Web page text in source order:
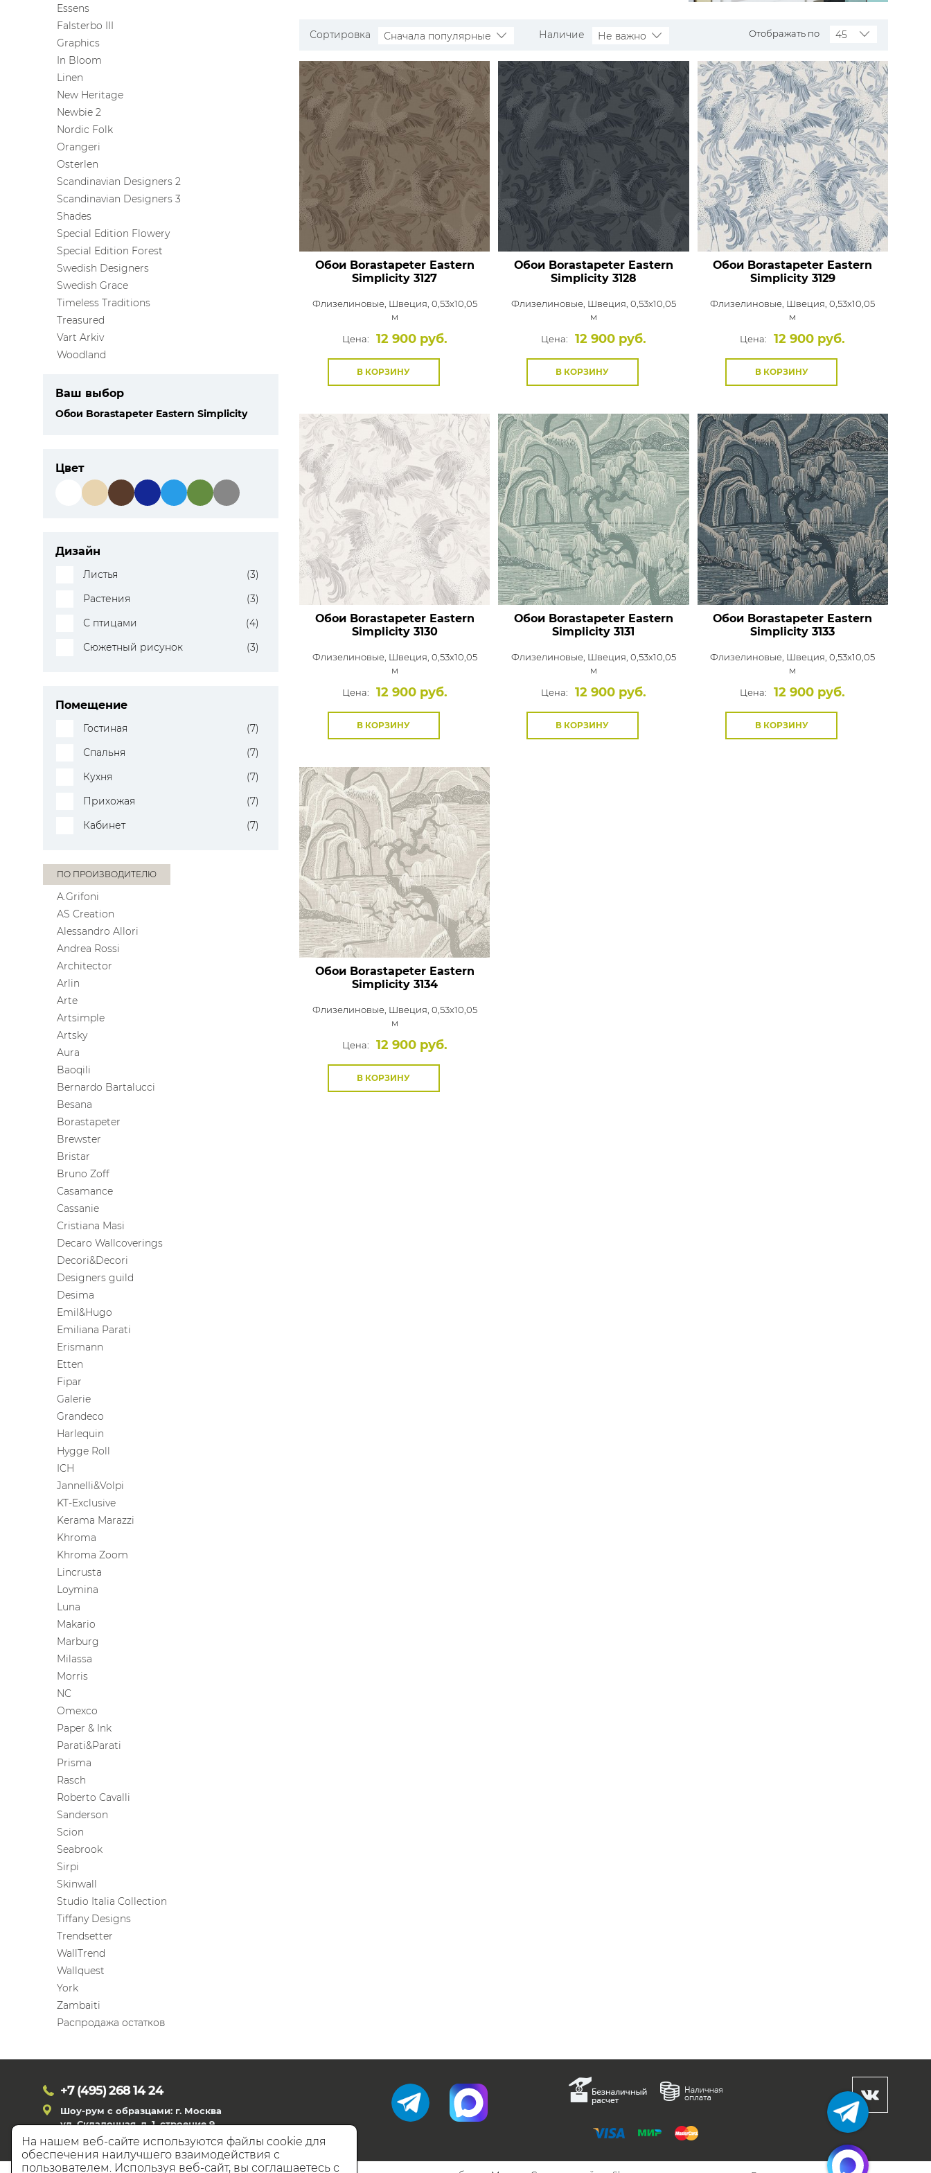
ЦВЕТА
Essens
Falsterbo III
Graphics
In Bloom
Linen
New Heritage
Newbie 2
Nordic Folk
Orangeri
Osterlen
Scandinavian Designers 2
Scandinavian Designers 3
Shades
Special Edition Flowery
Special Edition Forest
Swedish Designers
Swedish Grace
Timeless Traditions
Treasured
Vart Arkiv
Woodland
Ваш выбор
Обои Borastapeter Eastern Simplicity
Цвет
Дизайн
Листья
(3)
Растения
(3)
С птицами
(4)
Сюжетный рисунок
(3)
Помещение
Гостиная
(7)
Спальня
(7)
Кухня
(7)
Прихожая
(7)
Кабинет
(7)
ПО ПРОИЗВОДИТЕЛЮ
A.Grifoni
AS Creation
Alessandro Allori
Andrea Rossi
Architector
Arlin
Arte
Artsimple
Artsky
Aura
Baoqili
Bernardo Bartalucci
Besana
Borastapeter
Brewster
Bristar
Bruno Zoff
Casamance
Cassanie
Cristiana Masi
Decaro Wallcoverings
Decori&Decori
Designers guild
Desima
Emil&Hugo
Emiliana Parati
Erismann
Etten
Fipar
Galerie
Grandeco
Harlequin
Hygge Roll
ICH
Jannelli&Volpi
KT-Exclusive
Kerama Marazzi
Khroma
Khroma Zoom
Lincrusta
Loymina
Luna
Makario
Marburg
Milassa
Morris
NC
Omexco
Paper & Ink
Parati&Parati
Prisma
Rasch
Roberto Cavalli
Sanderson
Scion
Seabrook
Sirpi
Skinwall
Studio Italia Collection
Tiffany Designs
Trendsetter
WallTrend
Wallquest
York
Zambaiti
Распродажа остатков
Сортировка Сначала популярные Наличие Не важно Отображать по 45
Обои Borastapeter Eastern
Simplicity 3127
Флизелиновые, Швеция, 0,53x10,05
м
Цена:
12 900 руб.
В КОРЗИНУ
Обои Borastapeter Eastern
Simplicity3128
Флизелиновые, Швеция, 0,53x10,05
м
Цена:
12 900 руб.
В КОРЗИНУ
Обои Borastapeter Eastern
Simplicity3129
Флизелиновые, Швеция, 0,53x10,05
м
Цена:
12 900 руб.
В КОРЗИНУ
Обои Borastapeter Eastern
Simplicity3130
Флизелиновые, Швеция, 0,53x10,05
м
Цена:
12 900 руб.
В КОРЗИНУ
Обои Borastapeter Eastern
Simplicity 3131
Флизелиновые, Швеция, 0,53x10,05
м
Цена:
12 900 руб.
В КОРЗИНУ
Обои Borastapeter Eastern
Simplicity 3133
Флизелиновые, Швеция, 0,53x10,05
м
Цена:
12 900 руб.
В КОРЗИНУ
Обои Borastapeter Eastern
Simplicity3134
Флизелиновые, Швеция, 0,53x10,05
м
Цена:
12 900 руб.
В КОРЗИНУ
+7 (495)268 14 24
Шоу-рум с образцами: г. Москва
ул. Складочная, д. 1, строение 9
На нашем веб-сайте используются файлы cookie для
обеспечения наилучшего взаимодействия с
пользователем. Используя веб-сайт, вы соглашаетесь с